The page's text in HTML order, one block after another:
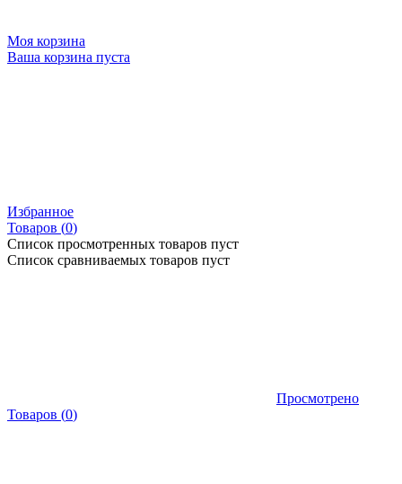
Моя корзина
Ваша корзина пуста
Избранное
Товаров (0)
Список просмотренных товаров пуст
Список сравниваемых товаров пуст
Просмотрено
Товаров (0)